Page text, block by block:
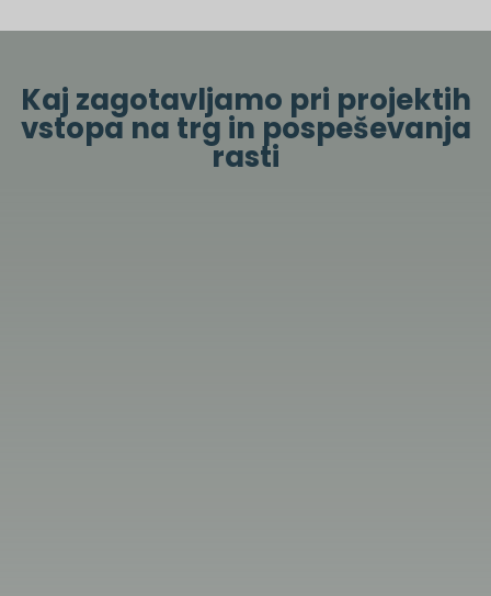
Kaj zagotavljamo pri projektih
vstopa na trg in pospeševanja
rasti